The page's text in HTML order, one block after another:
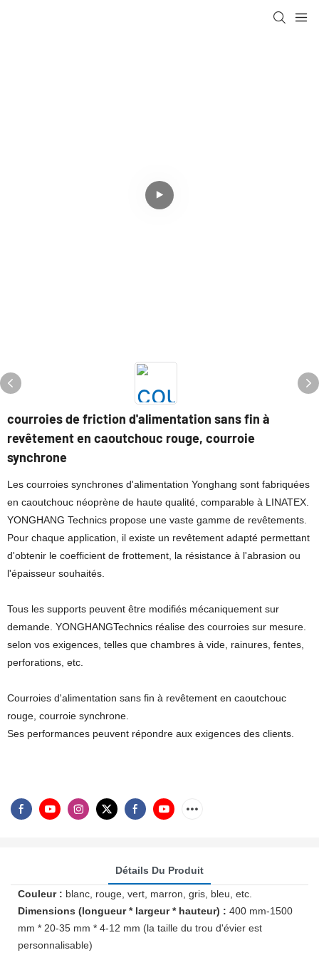
courroies de friction d'alimentation sans fin à
revêtement en caoutchouc rouge, courroie
synchrone
Les courroies synchrones d'alimentation Yonghang sont fabriquées
en caoutchouc néoprène de haute qualité, comparable à LINATEX.
YONGHANG Technics propose une vaste gamme de revêtements.
Pour chaque application, il existe un revêtement adapté permettant
d'obtenir le coefficient de frottement, la résistance à l'abrasion ou
l'épaisseur souhaités.
Tous les supports peuvent être modifiés mécaniquement sur
demande. YONGHANGTechnics réalise des courroies sur mesure.
selon vos exigences, telles que chambres à vide, rainures, fentes,
perforations, etc.
Courroies d'alimentation sans fin à revêtement en caoutchouc
rouge, courroie synchrone.
Ses performances peuvent répondre aux exigences des clients.
Détails Du Produit
Couleur : blanc, rouge, vert, marron, gris, bleu, etc.
Dimensions (longueur * largeur * hauteur) : 400 mm-1500
mm * 20-35 mm * 4-12 mm (la taille du trou d'évier est
personnalisable)